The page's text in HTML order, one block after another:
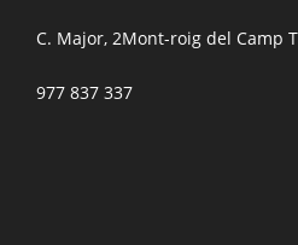
C. Major, 2Mont-roig del Camp
977 837 337